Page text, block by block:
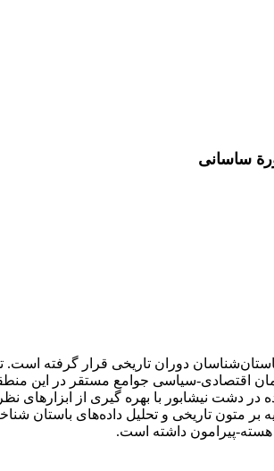
ساسانی
دوران تاریخی قرار گرفته
اقتصادی-سیاسی جوامع مستقر در این
نیشابور با بهره گیری از ابزارهای
بر متون تاریخی و تحلیل داده‌های باستان
هسته-پیرامون داشته است.